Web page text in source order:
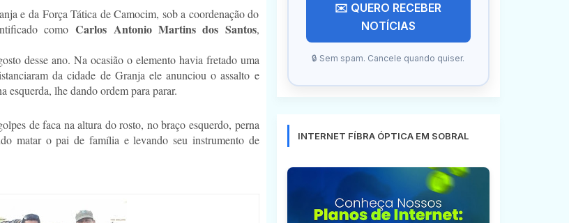
e da Força Tática de Camocim, sob a coordenação do
comoCarlos Antonio Martins dos Santos,
desse ano. Na ocasião o elemento havia fretado uma
da cidade de Granja ele anunciou o assalto e
esquerda, lhe dando ordem para parar.
de faca na altura do rosto, no braço esquerdo, perna
matar o pai de família e levando seu instrumento de
✉️ QUERO RECEBER
NOTÍCIAS
🔒 Sem spam. Cancele quando quiser.
INTERNET FÍBRA ÓPTICA EM SOBRAL